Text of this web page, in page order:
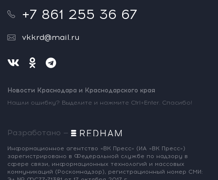
+7 861 255 36 67
vkkrd@mail.ru
Новости Краснодара и Краснодарского края
Нашли ошибку? Выделите и нажмите Ctrl+Enter. Спасибо!
Разработано —
Информационное агентство «ВК Пресс» (ИА «ВК Пресс»)
зарегистрировано в Федеральной службе по надзору в
сфере связи, информационных технологий и массовых
коммуникаций (Роскомнадзор), регистрационный номер СМИ: